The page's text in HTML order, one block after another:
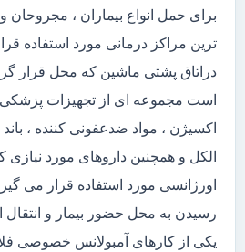
برای حمل انواع بیماران ، مجروحان
ترین مراکز درمانی مورد استفاده
دراتاق پشتی ماشین که محل قرار
است مجموعه ای از تجهیزات
اکسیژن ، مواد ضدعفونی کننده ، باند
الکل و همچنین داروهای مورد نیازی
اورژانسی مورد استفاده قرار می
رسیدن به محل حضور بیمار و انتقال
یکی از کارهای آمبولانس خصوصی